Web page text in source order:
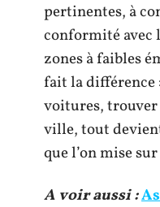
pertinentes, à
conformité avec
zones à faibles
fait la différence
voitures, trouver
ville, tout
que l’on mise
A voir aussi :